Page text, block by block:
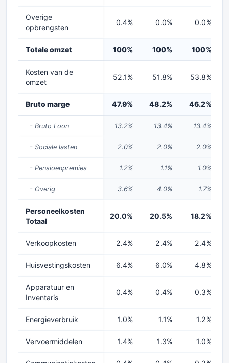
Overige
opbrengsten
0.4% 0.0% 0.0%
Totale omzet 100% 100% 100%
Kosten van de
omzet
52.1% 51.8% 53.8%
Bruto marge 47.9% 48.2% 46.2%
- Bruto Loon 13.2% 13.4% 13.4%
- Sociale lasten 2.0% 2.0% 2.0%
- Pensioenpremies 1.2% 1.1% 1.0%
- Overig 3.6% 4.0% 1.7%
Personeelkosten
Totaal
20.0% 20.5% 18.2%
Verkoopkosten 2.4% 2.4% 2.4%
Huisvestingskosten 6.4% 6.0% 4.8%
Apparatuur en
Inventaris
0.4% 0.4% 0.3%
Energieverbruik 1.0% 1.1% 1.2%
Vervoermiddelen 1.4% 1.3% 1.0%